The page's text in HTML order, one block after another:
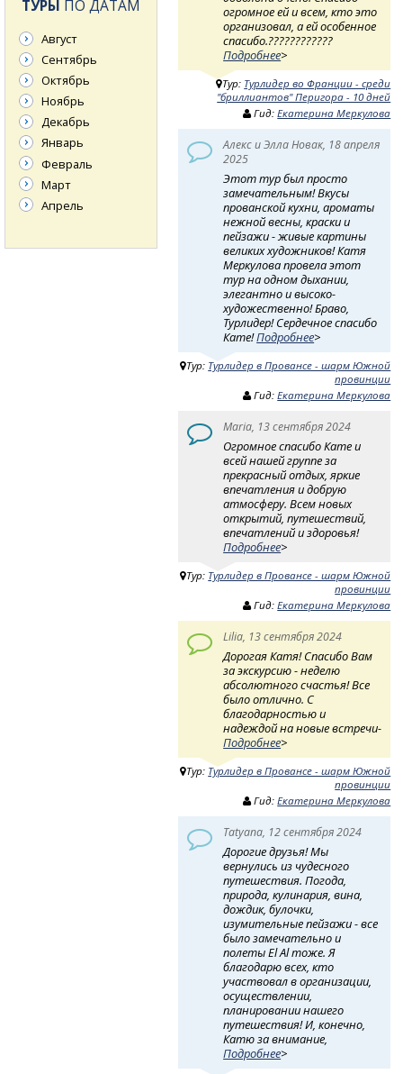
огромное ей и всем, кто это
организовал, а ей особенное
спасибо.????????????
Подробнее>
Тур: Турлидер во Франции - среди
"бриллиантов" Перигора - 10 дней
Гид:Екатерина Меркулова
Алекс и Элла Новак, 18 апреля
2025
Этот тур был просто
замечательным! Вкусы
прованской кухни, ароматы
нежной весны, краски и
пейзажи - живые картины
великих художников! Катя
Меркулова провела этот
тур на одном дыхании,
элегантно и высоко-
художественно! Браво,
Турлидер! Сердечное спасибо
Кате!Подробнее>
Тур: Турлидер в Провансе - шарм Южной
провинции
Гид:Екатерина Меркулова
Maria, 13 сентября 2024
Огромное спасибо Кате и
всей нашей группе за
прекрасный отдых, яркие
впечатления и добрую
атмосферу. Всем новых
открытий, путешествий,
впечатлений и здоровья!
Подробнее>
Тур: Турлидер в Провансе - шарм Южной
провинции
Гид:Екатерина Меркулова
Lilia, 13 сентября 2024
Дорогая Катя! Спасибо Вам
за экскурсию - неделю
абсолютного счастья! Все
было отлично. С
благодарностью и
надеждой на новые встречи-
Подробнее>
Тур: Турлидер в Провансе - шарм Южной
провинции
Гид:Екатерина Меркулова
Tatyana, 12 сентября 2024
Дорогие друзья! Мы
вернулись из чудесного
путешествия. Погода,
природа, кулинария, вина,
дождик, булочки,
изумительные пейзажи - все
было замечательно и
полеты El Al тоже. Я
благодарю всех, кто
участвовал в организации,
осуществлении,
планировании нашего
путешествия! И, конечно,
Катю за внимание,
Подробнее>
ТУРЫ ПО ДАТАМ
Август
Сентябрь
Октябрь
Ноябрь
Декабрь
Январь
Февраль
Март
Апрель